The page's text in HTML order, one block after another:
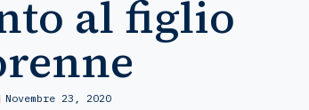
al figlio
Novembre 23, 2020